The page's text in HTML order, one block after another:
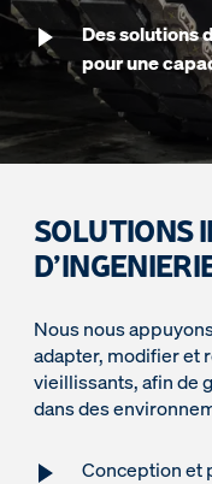
Des solutions
pour une
SOLUTIONS
Nous nous
adapter, modifier et
vieillissants, afin de
dans des
Conception et